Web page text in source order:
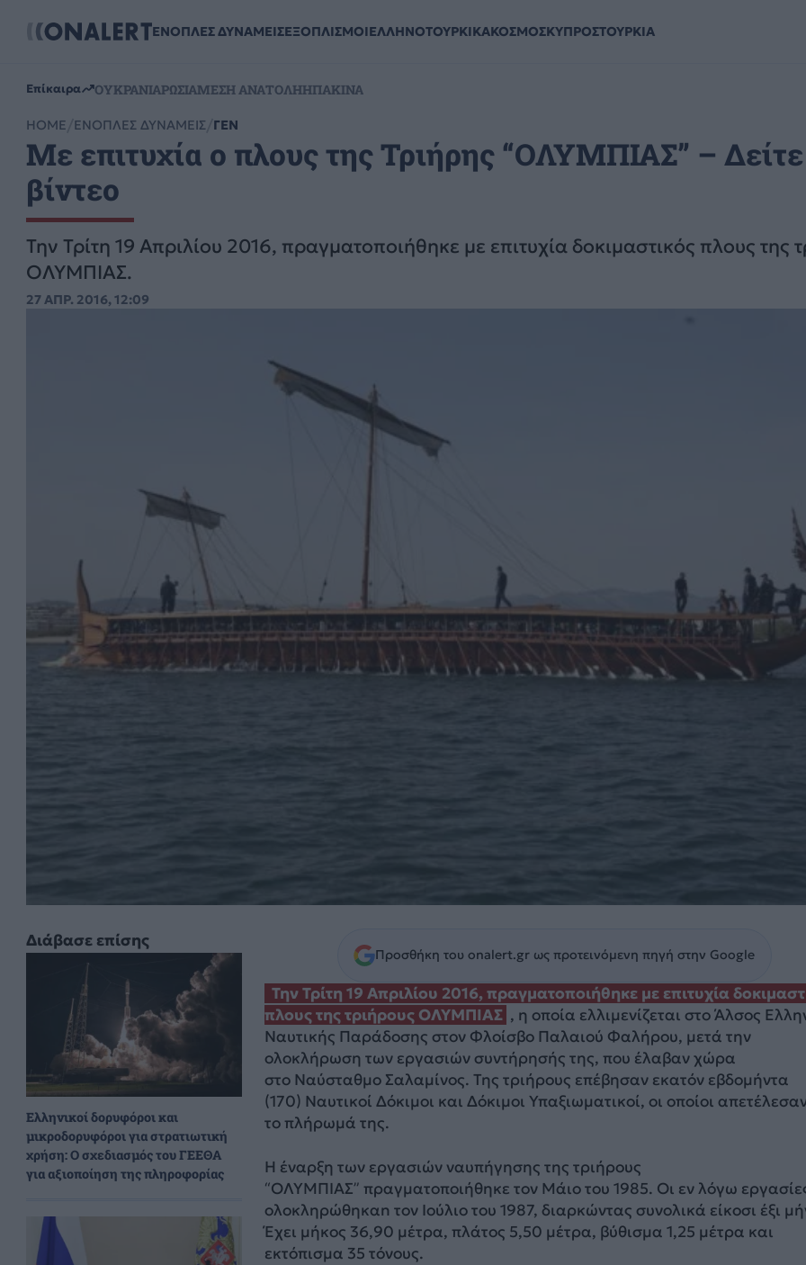
ΕΝΟΠΛΕΣ ΔΥΝΑΜΕΙΣΕΞΟΠΛΙΣΜΟΙΕΛΛΗΝΟΤΟΥΡΚΙΚΑΚΟΣΜΟΣΚΥΠΡΟΣΤΟΥΡΚΙΑ
Επίκαιρα ΟΥΚΡΑΝΙΑΡΩΣΙΑΜΕΣΗ ΑΝΑΤΟΛΗΗΠΑΚΙΝΑ
HOME ΕΝΟΠΛΕΣ ΔΥΝΑΜΕΙΣ ΓΕΝ
Mε επιτυχία o πλους της Τριήρης “ΟΛΥΜΠΙΑΣ” –
βίντεο
Την Τρίτη 19 Απριλίου 2016, πραγματοποιήθηκε με επιτυχία δοκιμαστικός πλους της
ΟΛΥΜΠΙΑΣ.
27 ΑΠΡ. 2016, 12:09
Διάβασε επίσης
Ελληνικοί δορυφόροι και
μικροδορυφόροι για στρατιωτική
χρήση: Ο σχεδιασμός του ΓΕΕΘΑ
για αξιοποίηση της πληροφορίας
Προσθήκη του onalert.gr ως προτεινόμενη πηγή στην Google
Την Τρίτη 19 Απριλίου 2016, πραγματοποιήθηκεμε επιτυχία
πλους της τριήρους ΟΛΥΜΠΙΑΣ , η οποία ελλιμενίζεται στο Άλσος
Ναυτικής Παράδοσης στον Φλοίσβο Παλαιού Φαλήρου, μετά την
ολοκλήρωση των εργασιών συντήρησής της, που έλαβαν χώρα
στο Ναύσταθμο Σαλαμίνος. Της τριήρους επέβησαν εκατόν εβδομήντα
(170) Ναυτικοί Δόκιμοι και Δόκιμοι Υπαξιωματικοί, οι οποίοι
το πλήρωμά της.
Η έναρξη των εργασιών ναυπήγησης της τριήρους
“ΟΛΥΜΠΙΑΣ” πραγματοποιήθηκε τον Μάιο του 1985. Οι εν λόγω
ολοκληρώθηκαn τον Ιούλιο του 1987, διαρκώντας συνολικά είκοσι έξι
Έχει μήκος 36,90 μέτρα, πλάτος 5,50 μέτρα, βύθισμα 1,25 μέτρα και
εκτόπισμα 35 τόνους.